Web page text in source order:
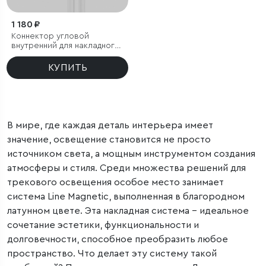
1 180 ₽
Коннектор угловой
внутренний для накладного
шинопровода латунь
85225/00 система Лайн
КУПИТЬ
В мире, где каждая деталь интерьера имеет
значение, освещение становится не просто
источником света, а мощным инструментом создания
атмосферы и стиля. Среди множества решений для
трекового освещения особое место занимает
система Line Magnetic, выполненная в благородном
латунном цвете. Эта накладная система – идеальное
сочетание эстетики, функциональности и
долговечности, способное преобразить любое
пространство. Что делает эту систему такой